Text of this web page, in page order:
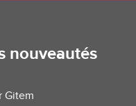
nouveautés
Gitem